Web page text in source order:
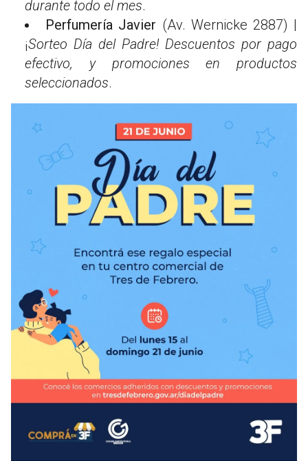
durante todo el mes.
Perfumería Javier (Av. Wernicke 2887) |
¡Sorteo Día del Padre! Descuentos por pago
efectivo, y promociones en productos
seleccionados.